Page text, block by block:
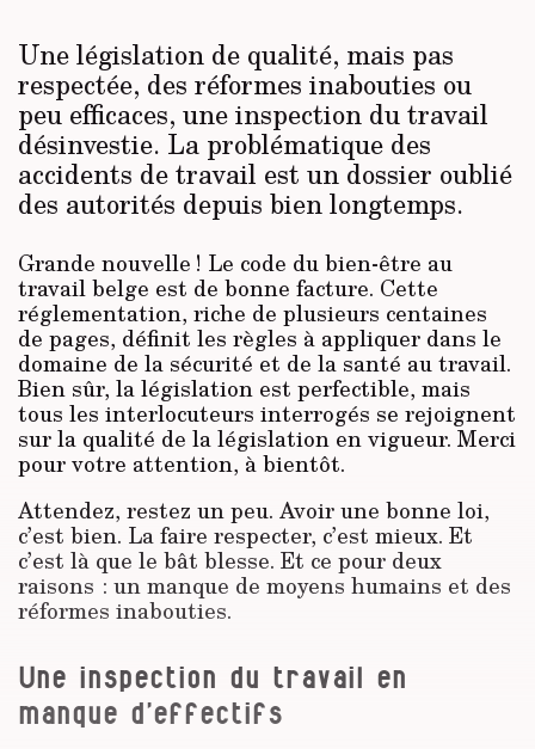
Une législation de qualité, mais pas
respectée, des réformes inabouties ou
peu efficaces, une inspection du travail
désinvestie. La problématique des
accidents de travail est un dossier oublié
des autorités depuis bien longtemps.
Grande nouvelle ! Le code du bien-être au
travail belge est de bonne facture. Cette
réglementation, riche de plusieurs centaines
de pages, définit les règles à appliquer dans le
domaine de la sécurité et de la santé au travail.
Bien sûr, la législation est perfectible, mais
tous les interlocuteurs interrogés se rejoignent
sur la qualité de la législation en vigueur. Merci
pour votre attention, à bientôt.
Attendez, restez un peu. Avoir une bonne loi,
c’est bien. La faire respecter, c’est mieux. Et
c’est là que le bât blesse. Et ce pour deux
raisons : un manque de moyens humains et des
réformes inabouties.
Une inspection du travail en
manque d’effectifs